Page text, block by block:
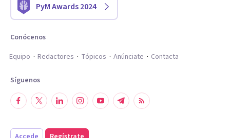
PyM Awards 2024
Conócenos
Equipo
Redactores Tópicos Anúnciate Contacta
Síguenos